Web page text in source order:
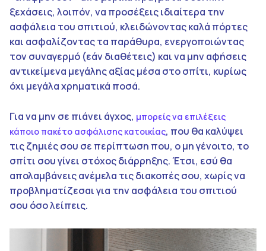
ξεχάσεις, λοιπόν, να προσέξεις ιδιαίτερα την
ασφάλεια του σπιτιού, κλειδώνοντας καλά πόρτες
και ασφαλίζοντας τα παράθυρα, ενεργοποιώντας
τον συναγερμό (εάν διαθέτεις) και να μην αφήσεις
αντικείμενα μεγάλης αξίας μέσα στο σπίτι, κυρίως
όχι μεγάλα χρηματικά ποσά.
Για να μην σε πιάνει άγχος, μπορείς να επιλέξεις
κάποιο πακέτο ασφάλισης κατοικίας, που θα καλύψει
τις ζημιές σου σε περίπτωση που, ο μη γένοιτο, το
σπίτι σου γίνει στόχος διάρρηξης. Έτσι, εσύ θα
απολαμβάνεις ανέμελα τις διακοπές σου, χωρίς να
προβληματίζεσαι για την ασφάλεια του σπιτιού
σου όσο λείπεις.